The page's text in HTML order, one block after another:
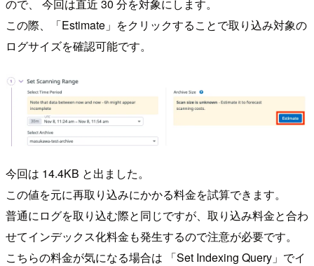
ので、 今回は直近 30 分を対象にします。
この際、「Estimate」をクリックすることで取り込み対象の
ログサイズを確認可能です。
今回は 14.4KB と出ました。
この値を元に再取り込みにかかる料金を試算できます。
普通にログを取り込む際と同じですが、取り込み料金と合わ
せてインデックス化料金も発生するので注意が必要です。
こちらの料金が気になる場合は 「Set Indexing Query」でイ